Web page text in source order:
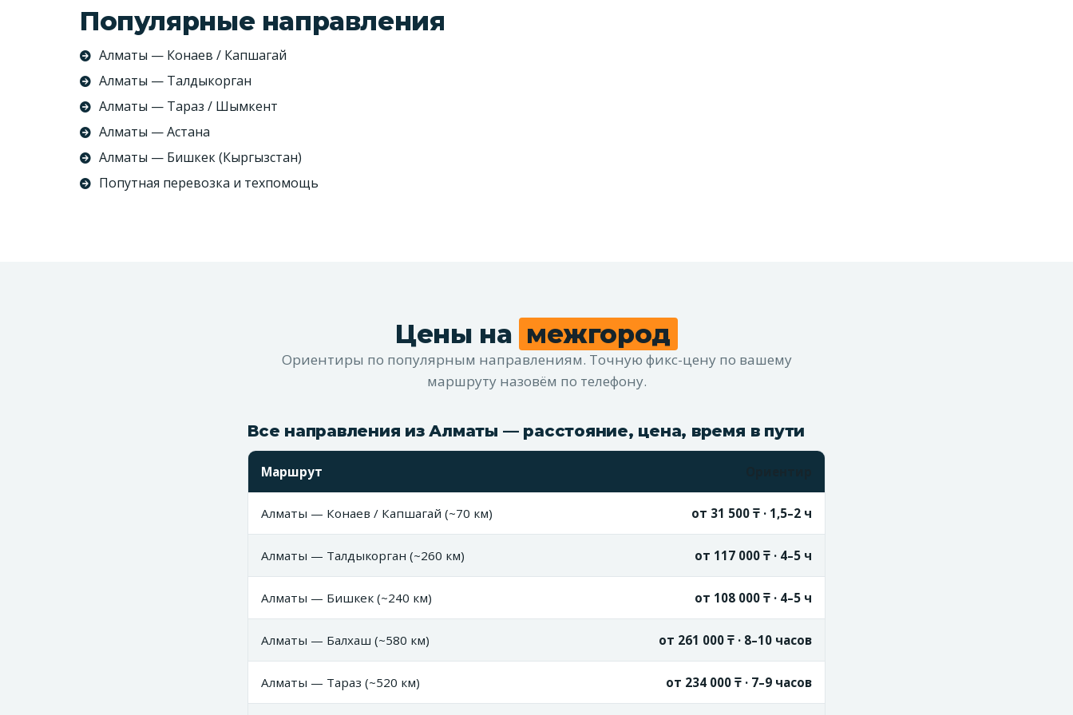
Популярные направления
Алматы — Конаев / Капшагай
Алматы — Талдыкорган
Алматы — Тараз / Шымкент
Алматы — Астана
Алматы — Бишкек (Кыргызстан)
Попутная перевозка и техпомощь
Цены на межгород
Ориентиры по популярным направлениям. Точную фикс-цену по вашему
маршруту назовём по телефону.
Все направления из Алматы — расстояние, цена, время в пути
Маршрут
Алматы — Конаев / Капшагай (~70 км) от 31 500 ₸ · 1,5–2 ч
Алматы — Талдыкорган (~260 км) от 117 000 ₸ · 4–5 ч
Алматы — Бишкек (~240 км) от 108 000 ₸ · 4–5 ч
Алматы — Балхаш (~580 км) от 261 000 ₸ · 8–10 часов
Алматы — Тараз (~520 км) от 234 000 ₸ · 7–9 часов